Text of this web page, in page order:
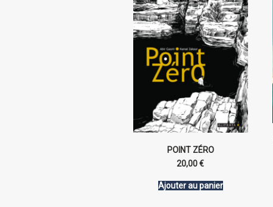
POINT ZÉRO
20,00€
Ajouter au panier